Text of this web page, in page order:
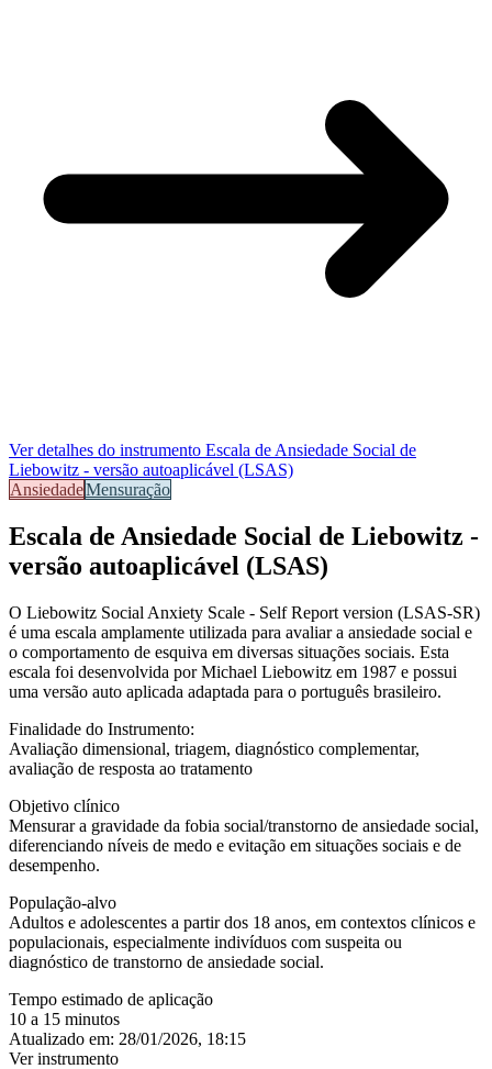
Ver detalhes do instrumento Escala de Ansiedade Social de
Liebowitz - versão autoaplicável (LSAS)
AnsiedadeMensuração
Escala de Ansiedade Social de Liebowitz -
versão autoaplicável (LSAS)
O Liebowitz Social Anxiety Scale - Self Report version (LSAS-SR)
é uma escala amplamente utilizada para avaliar a ansiedade social e
o comportamento de esquiva em diversas situações sociais. Esta
escala foi desenvolvida por Michael Liebowitz em 1987 e possui
uma versão auto aplicada adaptada para o português brasileiro.
Finalidade do Instrumento:
Avaliação dimensional, triagem, diagnóstico complementar,
avaliação de resposta ao tratamento
Objetivo clínico
Mensurar a gravidade da fobia social/transtorno de ansiedade social,
diferenciando níveis de medo e evitação em situações sociais e de
desempenho.
População-alvo
Adultos e adolescentes a partir dos 18 anos, em contextos clínicos e
populacionais, especialmente indivíduos com suspeita ou
diagnóstico de transtorno de ansiedade social.
Tempo estimado de aplicação
10 a 15 minutos
Atualizado em: 28/01/2026, 18:15
Ver instrumento